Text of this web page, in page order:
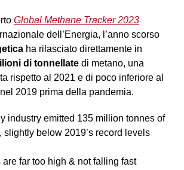
Global Methane Tracker 2023
dell’Energia, l’anno scorso
ha rilasciato direttamente in
di tonnellate di metano, una
rispetto al 2021 e di poco inferiore al
2019 prima della pandemia.
industry emitted 135 million tonnes of
slightly below 2019’s record levels
far too high & not falling fast